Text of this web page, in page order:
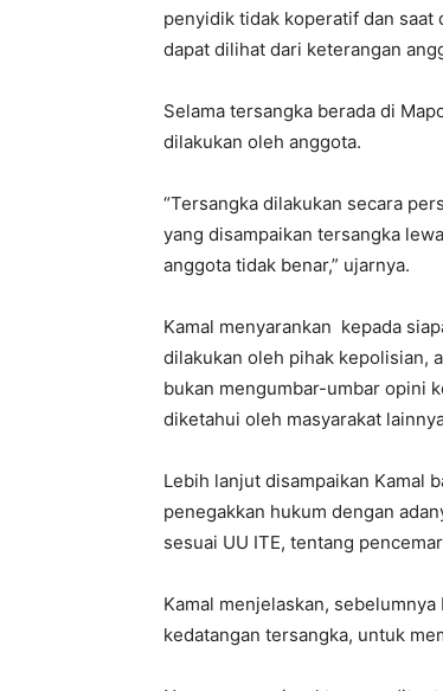
penyidik tidak koperatif dan saat
dapat dilihat dari keterangan
Selama tersangka berada di
dilakukan oleh anggota.
“Tersangka dilakukan secara
yang disampaikan tersangka
anggota tidak benar,” ujarnya.
Kamal menyarankan kepada
dilakukan oleh pihak kepolisian,
bukan mengumbar-umbar opini
diketahui oleh masyarakat
Lebih lanjut disampaikan Kamal
penegakkan hukum dengan
sesuai UU ITE, tentang
Kamal menjelaskan,
kedatangan tersangka, untuk